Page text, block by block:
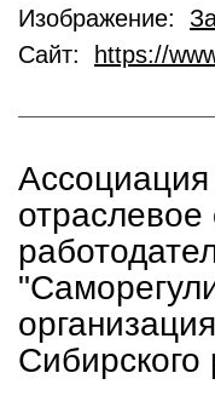
Изображение:
Сайт:
https://
Сибирского